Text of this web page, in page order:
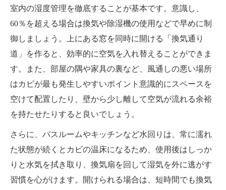
室内の湿度管理を徹底することが基本です。意識し、
60％を超える場合は換気や除湿機の使用などで早めに制
御しましょう。上にある窓を同時に開ける「換気通り
道」を作ると、効率的に空気を入れ替えることができま
す。また、部屋の隅や家具の裏など、風通しの悪い場所
はカビが最も発生しやすいポイント意識的にスペースを
空けて配置したり、壁から少し離して空気が流れる余裕
を持たせたりすると良いでしょう。
さらに、バスルームやキッチンなど水回りは、常に濡れ
た状態が続くとカビの温床になるため、使用後はしっか
りと水気を拭き取り、換気扇を回して湿気を外に逃がす
習慣を心がけます。開けられる場合は、短時間でも換気